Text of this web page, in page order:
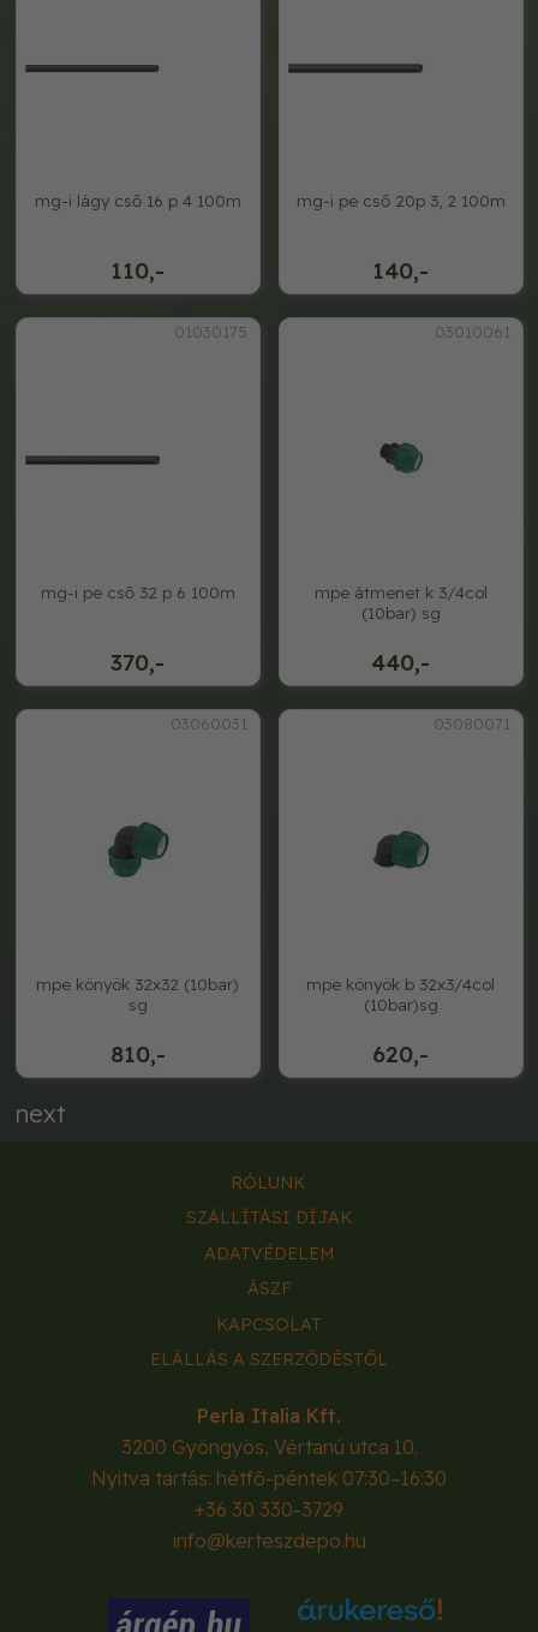
110,-
mg-i lágy cső 16 p 4 100m
140,-
mg-i pe cső 20p 3, 2 100m
01030175
370,-
mg-i pe cső 32 p 6 100m
03010061
440,-
mpe átmenet k 3/4col
(10bar) sg
03060031
810,-
mpe könyök 32x32 (10bar)
sg
03080071
620,-
mpe könyök b 32x3/4col
(10bar)sg
next
RÓLUNK
SZÁLLÍTÁSI DÍJAK
ADATVÉDELEM
ÁSZF
KAPCSOLAT
ELÁLLÁS A SZERZŐDÉSTŐL
Perla Italia Kft.
3200 Gyöngyös, Vértanú utca 10.
Nyitva tartás: hétfő-péntek 07:30–16:30
+36 30 330-3729
info@kerteszdepo.hu